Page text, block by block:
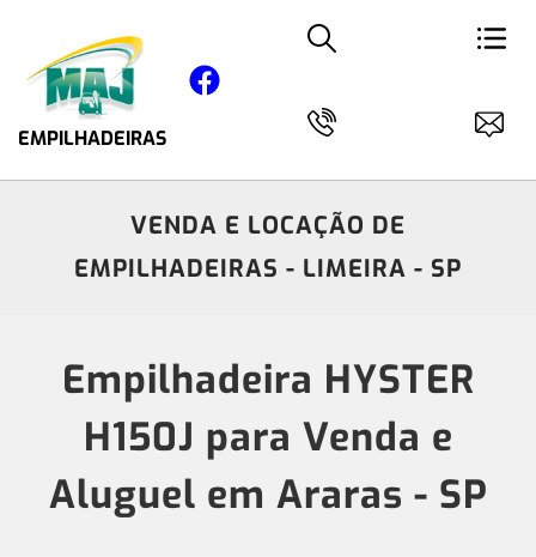
EMPILHADEIRAS
VENDA E LOCAÇÃO DE
EMPILHADEIRAS - LIMEIRA - SP
Empilhadeira HYSTER
H150J para Venda e
Aluguel em Araras - SP